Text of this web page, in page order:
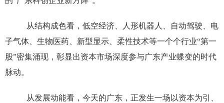
从结构成色看，低空经济、人形机器人、自动驾驶、电
子气体、生物医药、新型显示、柔性技术等一个个行业“第一
股”密集涌现，彰显出资本市场深度参与广东产业蝶变的时代
脉动。
从发展动能看，今天的广东，正发生一场以资本为引、